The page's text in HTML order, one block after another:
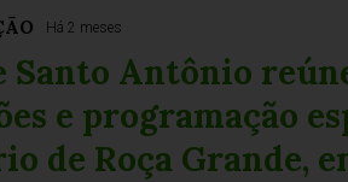
Há 2 meses
Santo Antônio
e programação
de Roça Grande,